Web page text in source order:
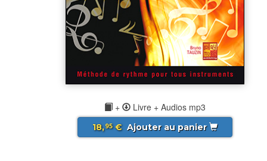
+ Livre + Audios mp3
18,95€ Ajouter au panier